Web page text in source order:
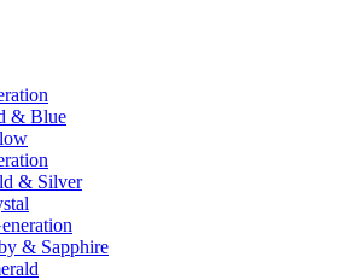
& Blue
& Silver
& Sapphire